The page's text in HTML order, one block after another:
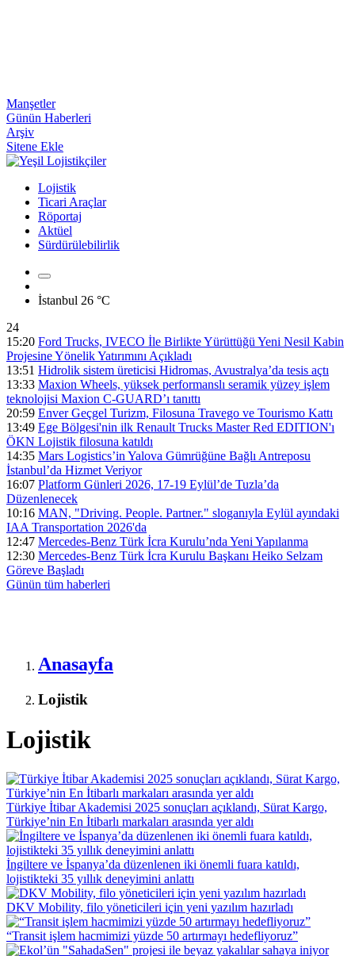
Manşetler
Günün Haberleri
Arşiv
Sitene Ekle
Lojistik
Ticari Araçlar
Röportaj
Aktüel
Sürdürülebilirlik
İstanbul 26 °C
24
15:20 Ford Trucks, IVECO İle Birlikte Yürüttüğü Yeni Nesil Kabin
Projesine Yönelik Yatırımını Açıkladı
13:51 Hidrolik sistem üreticisi Hidromas, Avustralya’da tesis açtı
13:33 Maxion Wheels, yüksek performanslı seramik yüzey işlem
teknolojisi Maxion C-GUARD’ı tanıttı
20:59 Enver Geçgel Turizm, Filosuna Travego ve Tourismo Kattı
13:49 Ege Bölgesi'nin ilk Renault Trucks Master Red EDITION'ı
ÖKN Lojistik filosuna katıldı
14:35 Mars Logistics’in Yalova Gümrüğüne Bağlı Antreposu
İstanbul’da Hizmet Veriyor
16:07 Platform Günleri 2026, 17-19 Eylül’de Tuzla’da
Düzenlenecek
10:16 MAN, "Driving. People. Partner." sloganıyla Eylül ayındaki
IAA Transportation 2026'da
12:47 Mercedes-Benz Türk İcra Kurulu’nda Yeni Yapılanma
12:30 Mercedes-Benz Türk İcra Kurulu Başkanı Heiko Selzam
Göreve Başladı
Günün tüm haberleri
Anasayfa
Lojistik
Lojistik
Türkiye İtibar Akademisi 2025 sonuçları açıklandı, Sürat Kargo,
Türkiye’nin En İtibarlı markaları arasında yer aldı
İngiltere ve İspanya’da düzenlenen iki önemli fuara katıldı,
lojistikteki 35 yıllık deneyimini anlattı
DKV Mobility, filo yöneticileri için yeni yazılım hazırladı
“Transit işlem hacmimizi yüzde 50 artırmayı hedefliyoruz”